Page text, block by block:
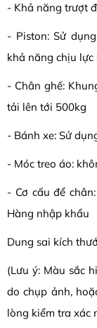
- Khả năng trượt
- Piston: Sử
khả năng chịu lực
- Chân ghế:
tải lên tới 500kg
- Bánh xe: Sử
- Móc treo áo:
- Cơ cấu để
Hàng nhập khẩu
Dung sai kích
(Lưu ý: Màu sắc
do chụp ảnh,
lòng kiểm tra xác